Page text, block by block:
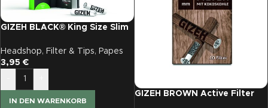
GIZEH BLACK® King Size Slim
Headshop, Filter & Tips, Papes
3,95 €
IN DEN WARENKORB
GIZEH BROWN Active Filter